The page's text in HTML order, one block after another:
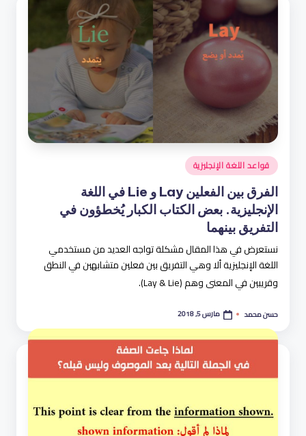
نُشر
في
قواعد اللغة الإنجليزية
الفرق بين الفعلين Lay و Lie في اللغة
الإنجليزية. بعض الكتاب الكبار يُخطؤون في
التفريق بينهما
نستعرض في هذا المقال مشكلة تواجه العديد من مستخدمي
اللغة الإنجليزية ألا وهي التفريق بين فعلين متشابهين في النطق
وقريبين في المعنى وهم (Lay & Lie).
تمّ
النشر
بواسطة
حسن محمد مارس 5, 2018